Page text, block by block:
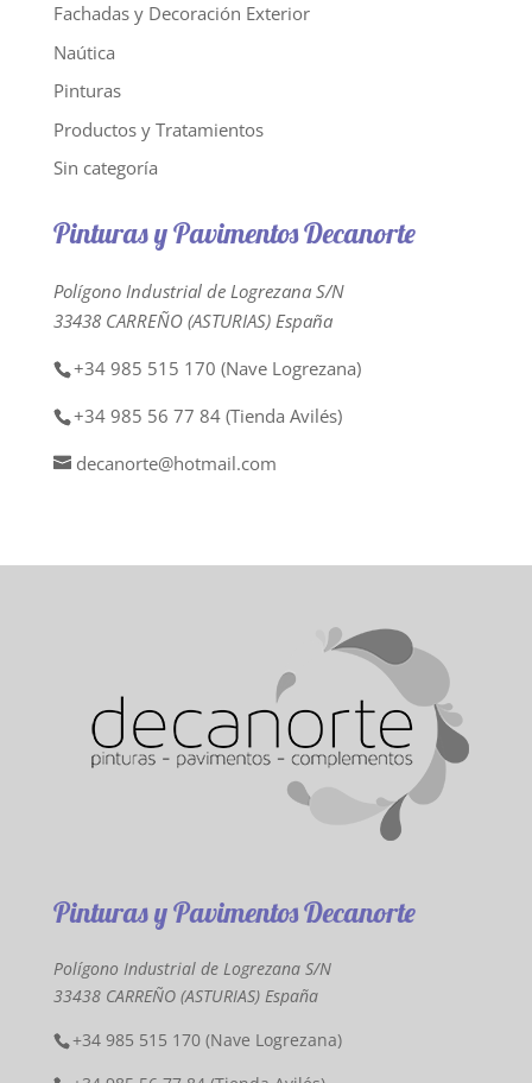
Fachadas y Decoración Exterior
Naútica
Pinturas
Productos y Tratamientos
Sin categoría
Pinturas y Pavimentos Decanorte
Polígono Industrial de Logrezana S/N
33438 CARREÑO (ASTURIAS) España
+34 985 515 170 (Nave Logrezana)
+34 985 56 77 84 (Tienda Avilés)
decanorte@hotmail.com
Pinturas y Pavimentos Decanorte
Polígono Industrial de Logrezana S/N
33438 CARREÑO (ASTURIAS) España
+34 985 515 170 (Nave Logrezana)